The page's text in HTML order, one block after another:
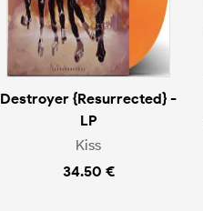
Destroyer {Resurrected} -
LP
Kiss
34.50 €